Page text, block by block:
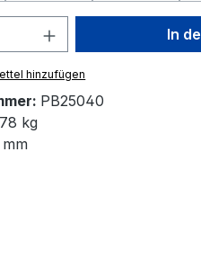
Anzahl: Gib den
In
hinzufügen
PB25040
kg